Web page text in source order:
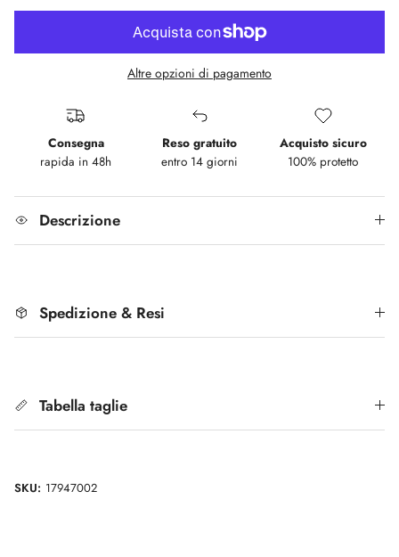
Altre opzioni di pagamento
Consegna
rapida in 48h
Reso gratuito
entro 14 giorni
Acquisto sicuro
100% protetto
Descrizione
Spedizione & Resi
Tabella taglie
SKU: 17947002